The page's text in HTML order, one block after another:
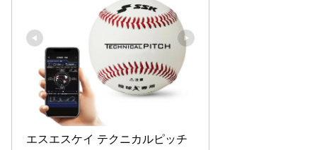
エスエスケイ テクニカルピッチ